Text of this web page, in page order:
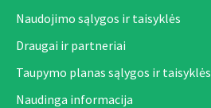
Naudojimo sąlygos ir taisyklės
Draugai ir partneriai
Taupymo planas sąlygos ir taisyklės
Naudinga informacija